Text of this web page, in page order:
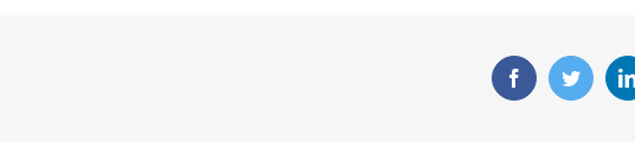
FacebookTwitter